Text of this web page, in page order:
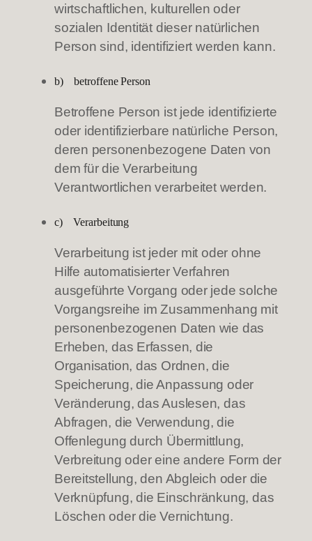
wirtschaftlichen, kulturellen oder
sozialen Identität dieser natürlichen
Person sind, identifiziert werden kann.
b) betroffene Person
Betroffene Person ist jede identifizierte
oder identifizierbare natürliche Person,
deren personenbezogene Daten von
dem für die Verarbeitung
Verantwortlichen verarbeitet werden.
c) Verarbeitung
Verarbeitung ist jeder mit oder ohne
Hilfe automatisierter Verfahren
ausgeführte Vorgang oder jede solche
Vorgangsreihe im Zusammenhang mit
personenbezogenen Daten wie das
Erheben, das Erfassen, die
Organisation, das Ordnen, die
Speicherung, die Anpassung oder
Veränderung, das Auslesen, das
Abfragen, die Verwendung, die
Offenlegung durch Übermittlung,
Verbreitung oder eine andere Form der
Bereitstellung, den Abgleich oder die
Verknüpfung, die Einschränkung, das
Löschen oder die Vernichtung.